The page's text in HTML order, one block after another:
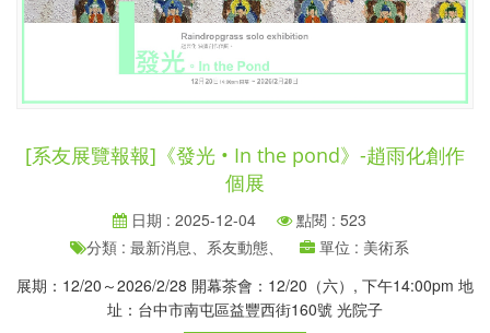
[系友展覽報報]《發光 • In the pond》-趙雨化創作
個展
日期 : 2025-12-04
點閱 : 523
分類 : 最新消息、系友動態、
單位 : 美術系
展期：12/20～2026/2/28 開幕茶會：12/20（六）, 下午14:00pm 地
址：台中市南屯區益豐西街160號 光院子